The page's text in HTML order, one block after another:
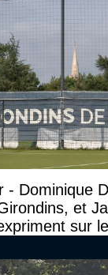
- Dominique
et
sur